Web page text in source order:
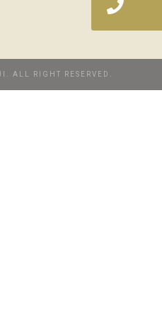
ALL RIGHT RESERVED.